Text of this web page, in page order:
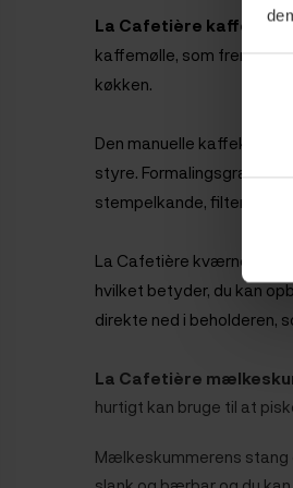
La Cafetière
kaffemølle, som
køkken.
Den manuelle kaffekværn
styre. Formalingsgraden
stempelkande, filterbryg
La Cafetière kværnen
hvilket betyder, du kan
direkte ned i beholderen,
La Cafetière
hurtigt kan bruge til at
Mælkeskummerens